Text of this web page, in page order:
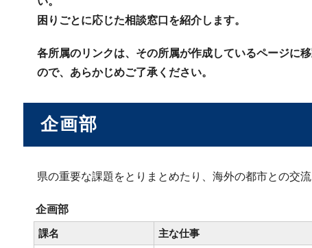
困りごとに応じた相談窓口を紹介します。
各所属のリンクは、その所属が作成しているページに
ので、あらかじめご了承ください。
企画部
県の重要な課題をとりまとめたり、海外の都市との交
企画部
課名 主な仕事